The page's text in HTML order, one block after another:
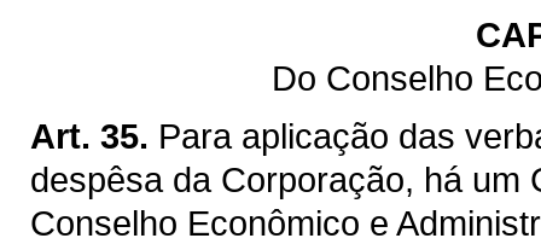
Do Conselho
Art. 35. Para aplicação das
despêsa da Corporação, há um
Conselho Econômico e